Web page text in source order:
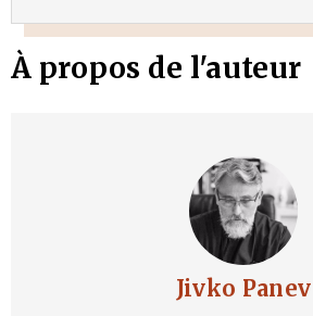
À propos de l'auteur
Jivko Panev